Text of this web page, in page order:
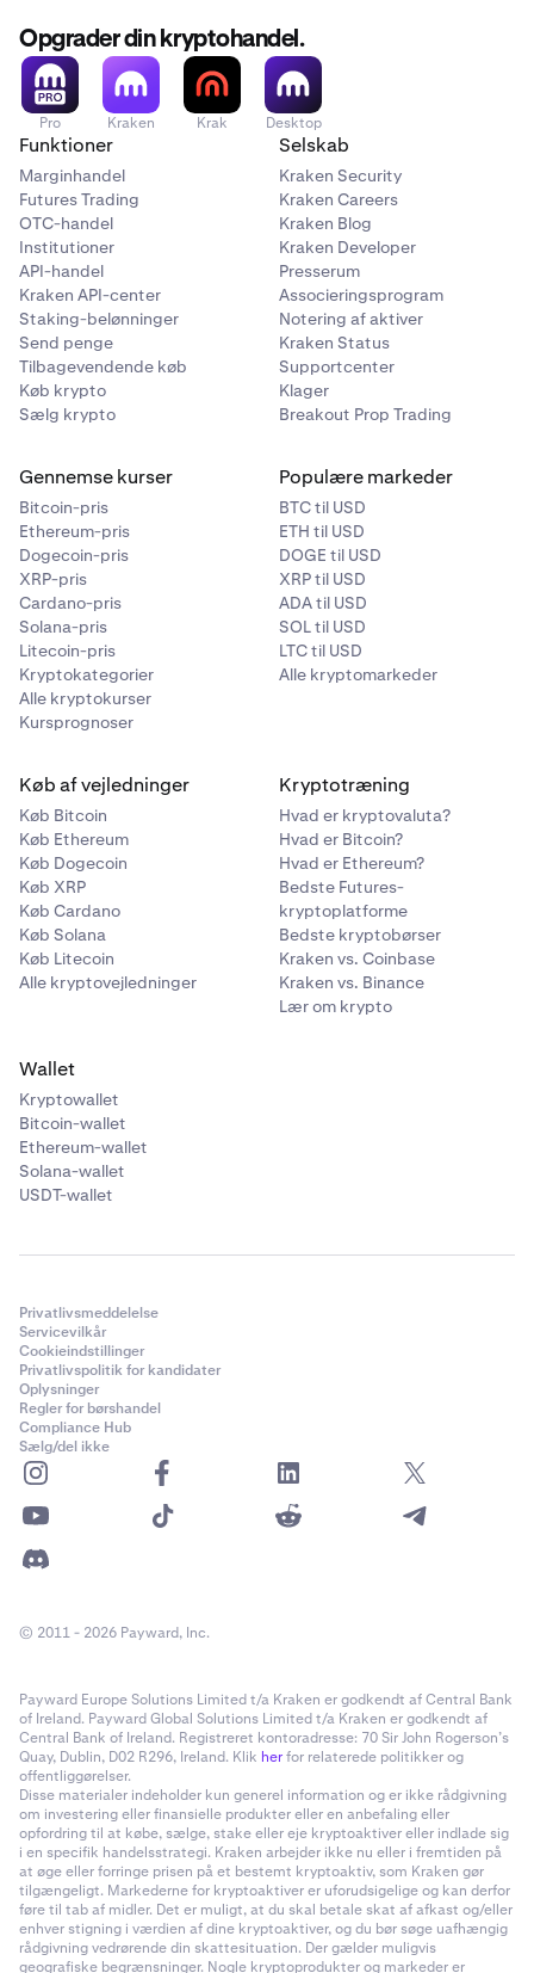
Opgrader din kryptohandel.
Pro Kraken Krak Desktop
Funktioner
Marginhandel
Futures Trading
OTC-handel
Institutioner
API-handel
Kraken API-center
Staking-belønninger
Send penge
Tilbagevendende køb
Køb krypto
Sælg krypto
Selskab
Kraken Security
Kraken Careers
Kraken Blog
Kraken Developer
Presserum
Associeringsprogram
Notering af aktiver
Kraken Status
Supportcenter
Klager
Breakout Prop Trading
Gennemse kurser
Bitcoin-pris
Ethereum-pris
Dogecoin-pris
XRP-pris
Cardano-pris
Solana-pris
Litecoin-pris
Kryptokategorier
Alle kryptokurser
Kursprognoser
Populære markeder
BTC til USD
ETH til USD
DOGE til USD
XRP til USD
ADA til USD
SOL til USD
LTC til USD
Alle kryptomarkeder
Køb af vejledninger
Køb Bitcoin
Køb Ethereum
Køb Dogecoin
Køb XRP
Køb Cardano
Køb Solana
Køb Litecoin
Alle kryptovejledninger
Kryptotræning
Hvad er kryptovaluta?
Hvad er Bitcoin?
Hvad er Ethereum?
Bedste Futures-
kryptoplatforme
Bedste kryptobørser
Kraken vs. Coinbase
Kraken vs. Binance
Lær om krypto
Wallet
Kryptowallet
Bitcoin-wallet
Ethereum-wallet
Solana-wallet
USDT-wallet
Privatlivsmeddelelse
Servicevilkår
Cookieindstillinger
Privatlivspolitik for kandidater
Oplysninger
Regler for børshandel
Compliance Hub
Sælg/del ikke
© 2011 - 2026 Payward, Inc.
Payward Europe Solutions Limited t/a Kraken er godkendt af Central Bank
of Ireland. Payward Global Solutions Limited t/a Kraken er godkendt af
Central Bank of Ireland. Registreret kontoradresse: 70 Sir John Rogerson’s
Quay, Dublin, D02 R296, Ireland. Klik herfor relaterede politikker og
offentliggørelser.
Disse materialer indeholder kun generel information og er ikke rådgivning
om investering eller finansielle produkter eller en anbefaling eller
opfordring til at købe, sælge, stake eller eje kryptoaktiver eller indlade sig
i en specifik handelsstrategi. Kraken arbejder ikke nu eller i fremtiden på
at øge eller forringe prisen på et bestemt kryptoaktiv, som Kraken gør
tilgængeligt. Markederne for kryptoaktiver er uforudsigelige og kan derfor
føre til tab af midler. Det er muligt, at du skal betale skat af afkast og/eller
enhver stigning i værdien af dine kryptoaktiver, og du bør søge uafhængig
rådgivning vedrørende din skattesituation. Der gælder muligvis
geografiske begrænsninger. Nogle kryptoprodukter og markeder er